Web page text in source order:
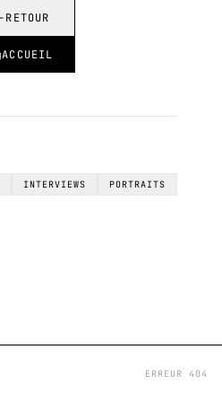
RETOUR
ACCUEIL
INTERVIEWS PORTRAITS
ERREUR 404